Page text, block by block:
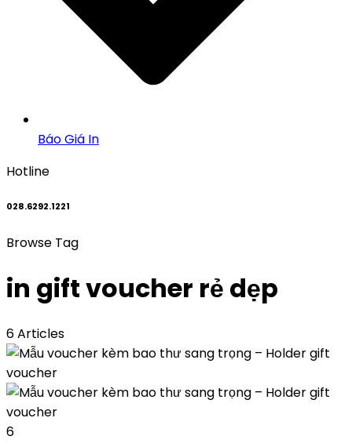
Báo Giá In
Hotline
028.6292.1221
Browse Tag
in gift voucher rẻ dẹp
6 Articles
6